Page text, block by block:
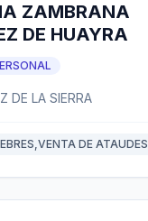
ZAMBRANA
DE HUAYRA
DE LA SIERRA
DE ATAUDES